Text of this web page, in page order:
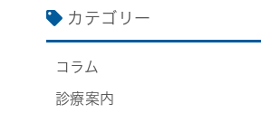
カテゴリー
コラム
診療案内